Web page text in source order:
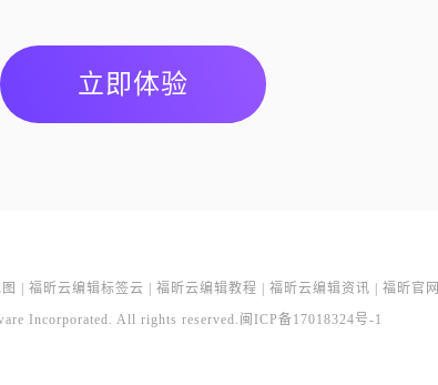
立即体验
福昕云编辑标签云 福昕云编辑教程 福昕云编辑资讯 福昕官网
Incorporated. All rights reserved. 闽ICP备17018324号-1